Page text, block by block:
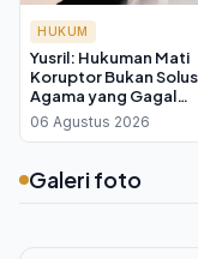
HUKUM
Yusril: Hukuman Mati
Koruptor Bukan
Agama yang Gagal
Membangun Akhlak
06 Agustus 2026
Galeri foto